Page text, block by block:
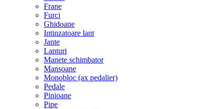
Frane
Furci
Ghidoane
Intinzatoare lant
Jante
Lanturi
Manete schimbator
Mansoane
Monobloc (ax pedalier)
Pedale
Pinioane
Pipe